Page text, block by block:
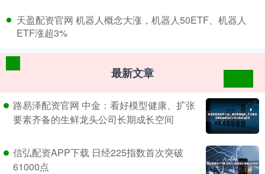
​天盈配资官网 机器人概念大涨，机器人50ETF、机器人
ETF涨超3%
最新文章
路易泽配资官网 中金：看好模型健康、扩张
要素齐备的生鲜龙头公司长期成长空间
信弘配资APP下载 日经225指数首次突破
61000点